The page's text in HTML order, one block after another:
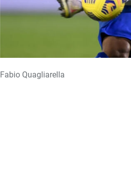
Fabio Quagliarella